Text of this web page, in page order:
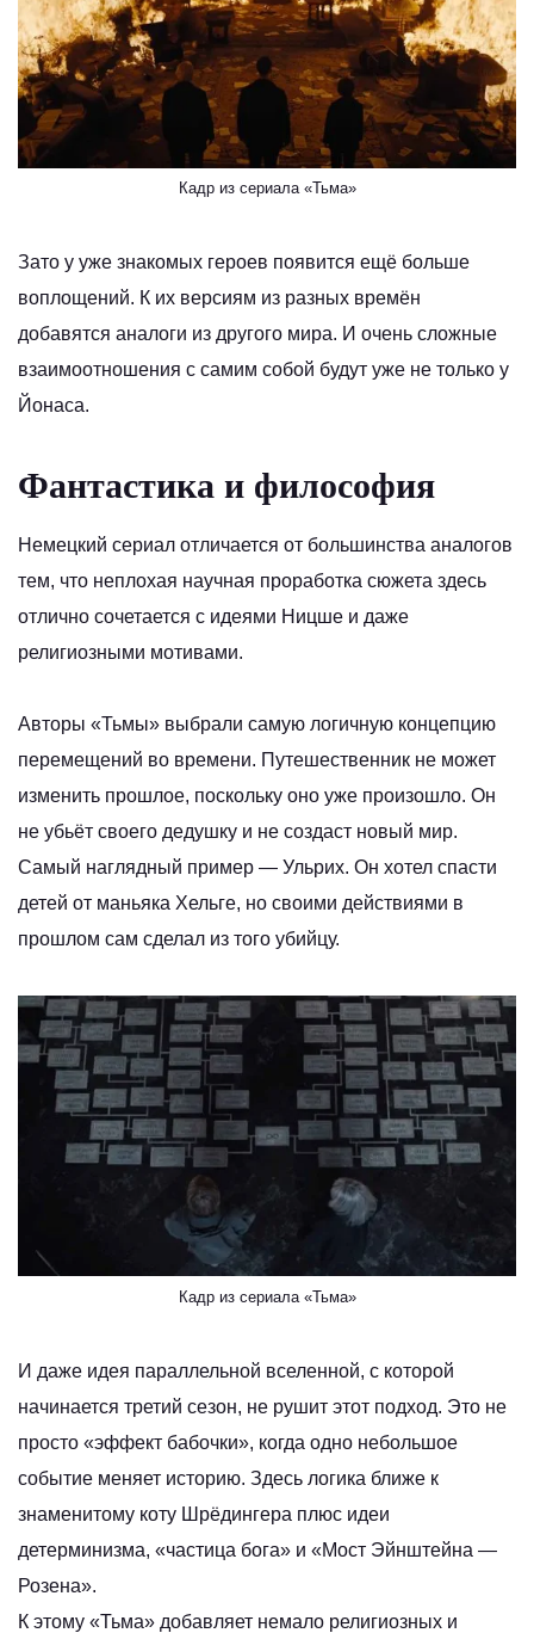
Кадр из сериала «Тьма»
Зато у уже знакомых героев появится ещё больше
воплощений. К их версиям из разных времён
добавятся аналоги из другого мира. И очень сложные
взаимоотношения с самим собой будут уже не только у
Йонаса.
Фантастика и философия
Немецкий сериал отличается от большинства аналогов
тем, что неплохая научная проработка сюжета здесь
отлично сочетается с идеями Ницше и даже
религиозными мотивами.
Авторы «Тьмы» выбрали самую логичную концепцию
перемещений во времени. Путешественник не может
изменить прошлое, поскольку оно уже произошло. Он
не убьёт своего дедушку и не создаст новый мир.
Самый наглядный пример — Ульрих. Он хотел спасти
детей от маньяка Хельге, но своими действиями в
прошлом сам сделал из того убийцу.
Кадр из сериала «Тьма»
И даже идея параллельной вселенной, с которой
начинается третий сезон, не рушит этот подход. Это не
просто «эффект бабочки», когда одно небольшое
событие меняет историю. Здесь логика ближе к
знаменитому коту Шрёдингера плюс идеи
детерминизма, «частица бога» и «Мост Эйнштейна —
Розена».
К этому «Тьма» добавляет немало религиозных и